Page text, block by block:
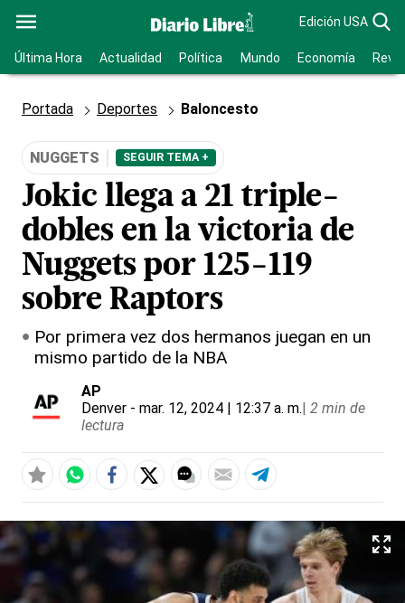
Edición USA
Última Hora Actualidad Política Mundo Economía
Portada Deportes Baloncesto
NUGGETS SEGUIR TEMA +
Jokic llega a 21 triple-
dobles en la victoria de
Nuggets por 125-119
sobre Raptors
Por primera vez dos hermanos juegan en un
mismo partido de la NBA
AP
Denver - mar. 12, 2024 | 12:37 a. m.| 2 min de
lectura